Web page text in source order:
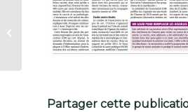
Partager cette
Biographie – Pr
Yehuda Shoenfeld